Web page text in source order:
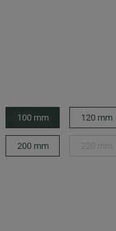
100 mm 120 mm
200 mm